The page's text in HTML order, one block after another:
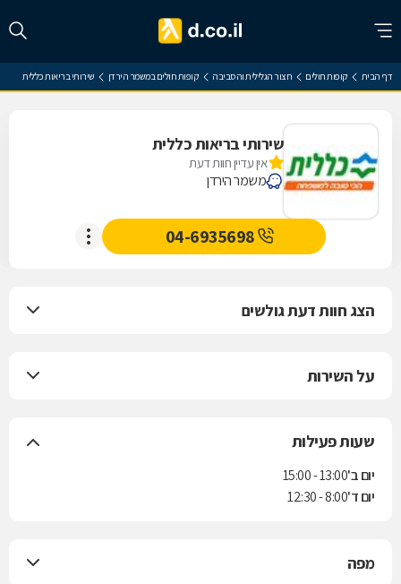
דף הבית קופות חולים חצור הגלילית והסביבה קופות חולים במשמר הירדן שירותי בריאות כללית
שירותי בריאות כללית
אין עדיין חוות דעת
משמר הירדן
04-6935698
הצג חוות דעת גולשים
על השירות
שעות פעילות
יום ב'13:00 - 15:00
יום ד'8:00 - 12:30
מפה